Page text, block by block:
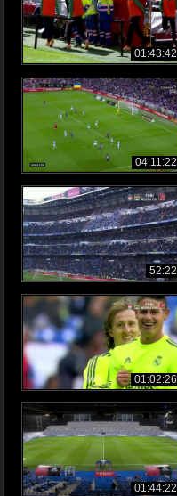
01:43:42
04:11:22
52:22
01:02:26
01:44:22